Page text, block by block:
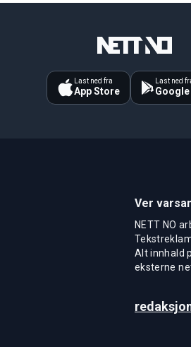
Last ned fra
App Store
Last ned
Ver
NETT NO
Alt innhald
eksterne